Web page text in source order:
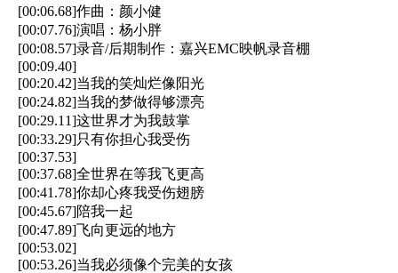
[00:06.68]作曲：颜小健
[00:07.76]演唱：杨小胖
[00:08.57]录音/后期制作：嘉兴EMC映帆录音棚
[00:09.40]
[00:20.42]当我的笑灿烂像阳光
[00:24.82]当我的梦做得够漂亮
[00:29.11]这世界才为我鼓掌
[00:33.29]只有你担心我受伤
[00:37.53]
[00:37.68]全世界在等我飞更高
[00:41.78]你却心疼我受伤翅膀
[00:45.67]陪我一起
[00:47.89]飞向更远的地方
[00:53.02]
[00:53.26]当我必须像个完美的女孩